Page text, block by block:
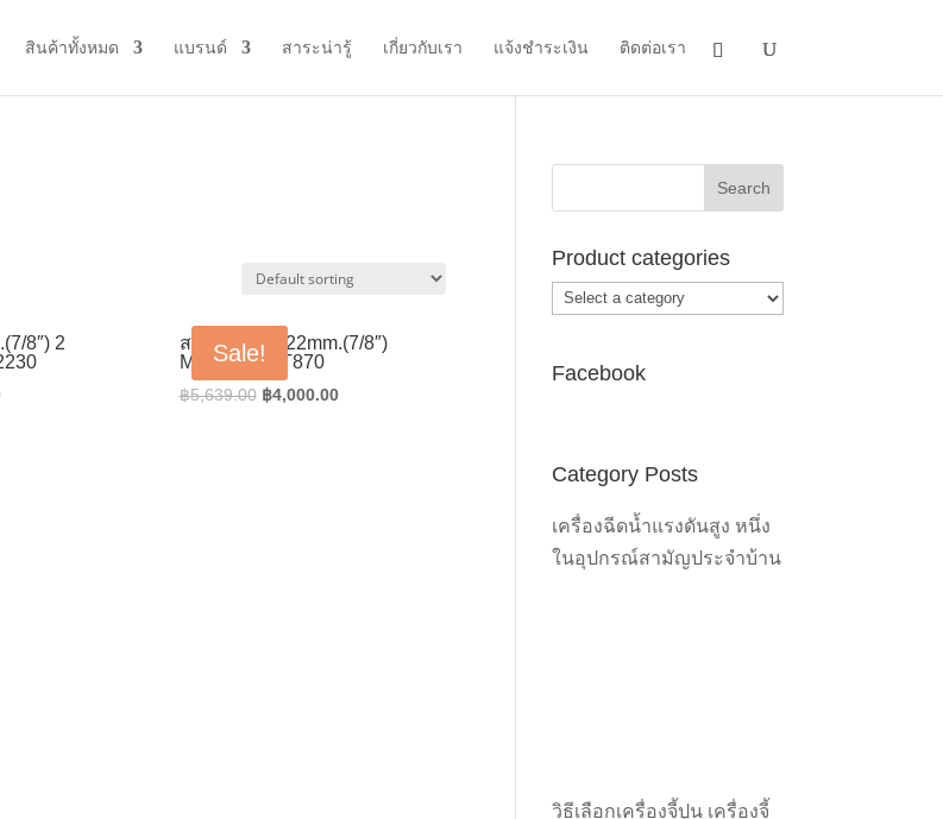
สินค้าทั้งหมด แบรนด์ สาระน่ารู้ เกี่ยวกับเรา แจ้งชำระเงิน ติดต่อเรา
8″) 2
Current
Sale!
สว่านโรตารี่ 22mm.(7/8″)
MAKTEC MT870
฿5,639.00 Original
฿4,000.00Current
Product categories
Facebook
Category Posts
เครื่องฉีดน้ำแรงดันสูง หนึ่ง
ในอุปกรณ์สามัญประจำบ้าน
วิธีเลือกเครื่องจี้ปูน เครื่องจี้